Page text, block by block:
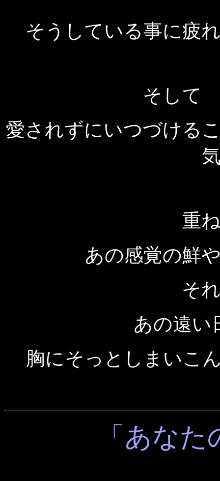
そうしている事に疲
そして
愛されずにいつづける
重
あの感覚の鮮
そ
あの遠い
胸にそっとしまいこ
「あな